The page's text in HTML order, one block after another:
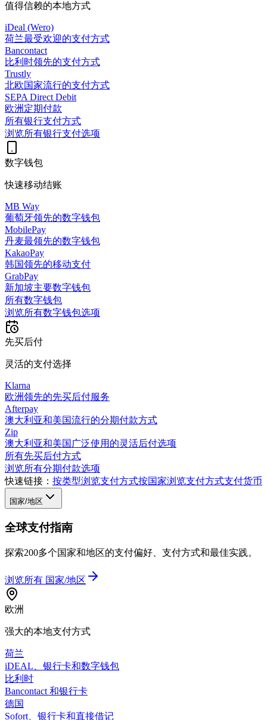
值得信赖的本地方式
iDeal (Wero)
荷兰最受欢迎的支付方式
Bancontact
比利时领先的支付方式
Trustly
北欧国家流行的支付方式
SEPA Direct Debit
欧洲定期付款
所有银行支付方式
浏览所有银行支付选项
数字钱包
快速移动结账
MB Way
葡萄牙领先的数字钱包
MobilePay
丹麦最领先的数字钱包
KakaoPay
韩国领先的移动支付
GrabPay
新加坡主要数字钱包
所有数字钱包
浏览所有数字钱包选项
先买后付
灵活的支付选择
Klarna
欧洲领先的先买后付服务
Afterpay
澳大利亚和美国流行的分期付款方式
Zip
澳大利亚和美国广泛使用的灵活后付选项
所有先买后付方式
浏览所有分期付款选项
快速链接： 按类型浏览支付方式按国家浏览支付方式支付货币
国家/地区
全球支付指南
探索200多个国家和地区的支付偏好、支付方式和最佳实践。
浏览所有 国家/地区
欧洲
强大的本地支付方式
荷兰
iDEAL、银行卡和数字钱包
比利时
Bancontact 和银行卡
德国
Sofort、银行卡和直接借记